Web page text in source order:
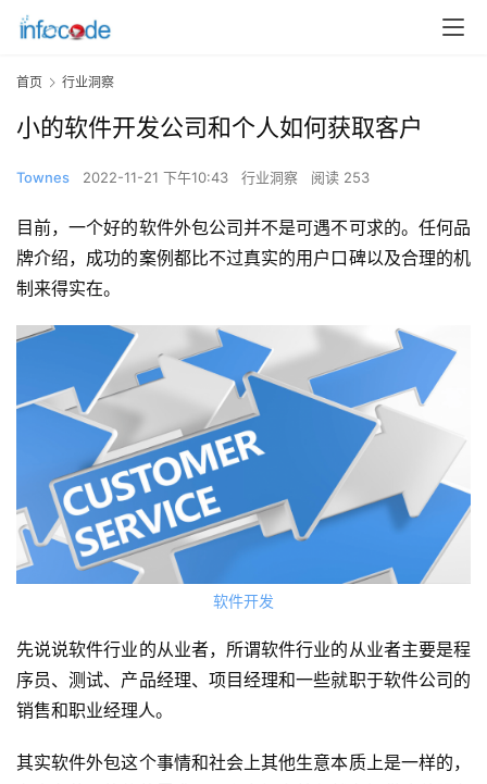
首页 行业洞察
小的软件开发公司和个人如何获取客户
Townes 2022-11-21 下午10:43 行业洞察 阅读 253
目前，一个好的软件外包公司并不是可遇不可求的。任何品
牌介绍，成功的案例都比不过真实的用户口碑以及合理的机
制来得实在。
软件开发
先说说软件行业的从业者，所谓软件行业的从业者主要是程
序员、测试、产品经理、项目经理和一些就职于软件公司的
销售和职业经理人。
其实软件外包这个事情和社会上其他生意本质上是一样的，